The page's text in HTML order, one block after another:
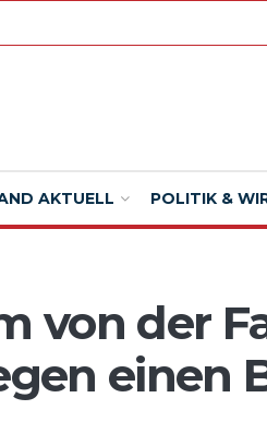
AKTUELL POLITIK &
von der
einen